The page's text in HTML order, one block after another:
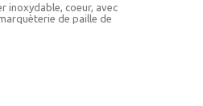
inoxydable, coeur, avec
de paille de